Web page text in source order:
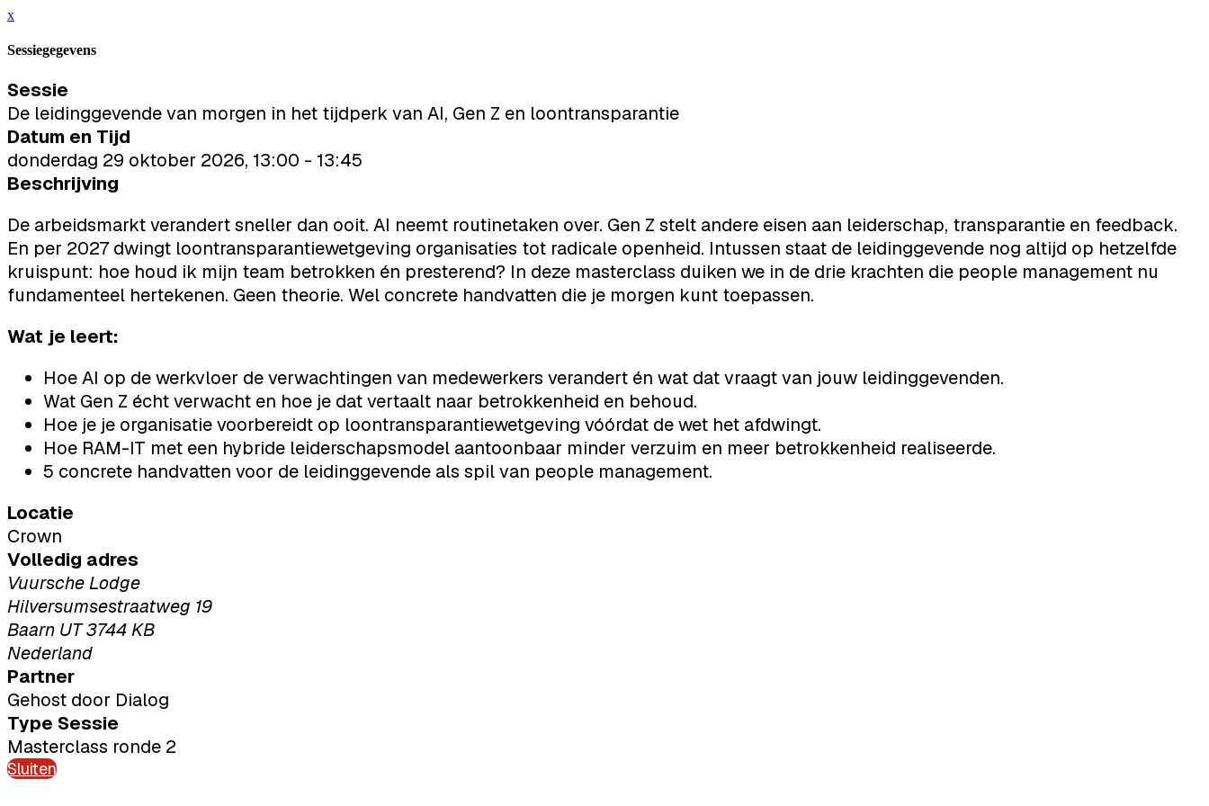
x
Sessiegegevens
Sessie
De leidinggevende van morgen in het tijdperk van AI, Gen Z en loontransparantie
Datum en Tijd
donderdag 29 oktober 2026, 13:00 - 13:45
Beschrijving
De arbeidsmarkt verandert sneller dan ooit. AI neemt routinetaken over. Gen Z stelt andere eisen aan leiderschap, transparantie en feedback.
En per 2027 dwingt loontransparantiewetgeving organisaties tot radicale openheid. Intussen staat de leidinggevende nog altijd op hetzelfde
kruispunt: hoe houd ik mijn team betrokken én presterend? In deze masterclass duiken we in de drie krachten die people management nu
fundamenteel hertekenen. Geen theorie. Wel concrete handvatten die je morgen kunt toepassen.
Wat je leert:
Hoe AI op de werkvloer de verwachtingen van medewerkers verandert én wat dat vraagt van jouw leidinggevenden.
Wat Gen Z écht verwacht en hoe je dat vertaalt naar betrokkenheid en behoud.
Hoe je je organisatie voorbereidt op loontransparantiewetgeving vóórdat de wet het afdwingt.
Hoe RAM-IT met een hybride leiderschapsmodel aantoonbaar minder verzuim en meer betrokkenheid realiseerde.
5 concrete handvatten voor de leidinggevende als spil van people management.
Locatie
Crown
Volledig adres
Vuursche Lodge
Hilversumsestraatweg 19
Baarn UT 3744 KB
Nederland
Partner
Gehost door Dialog
Type Sessie
Masterclass ronde 2
Sluiten